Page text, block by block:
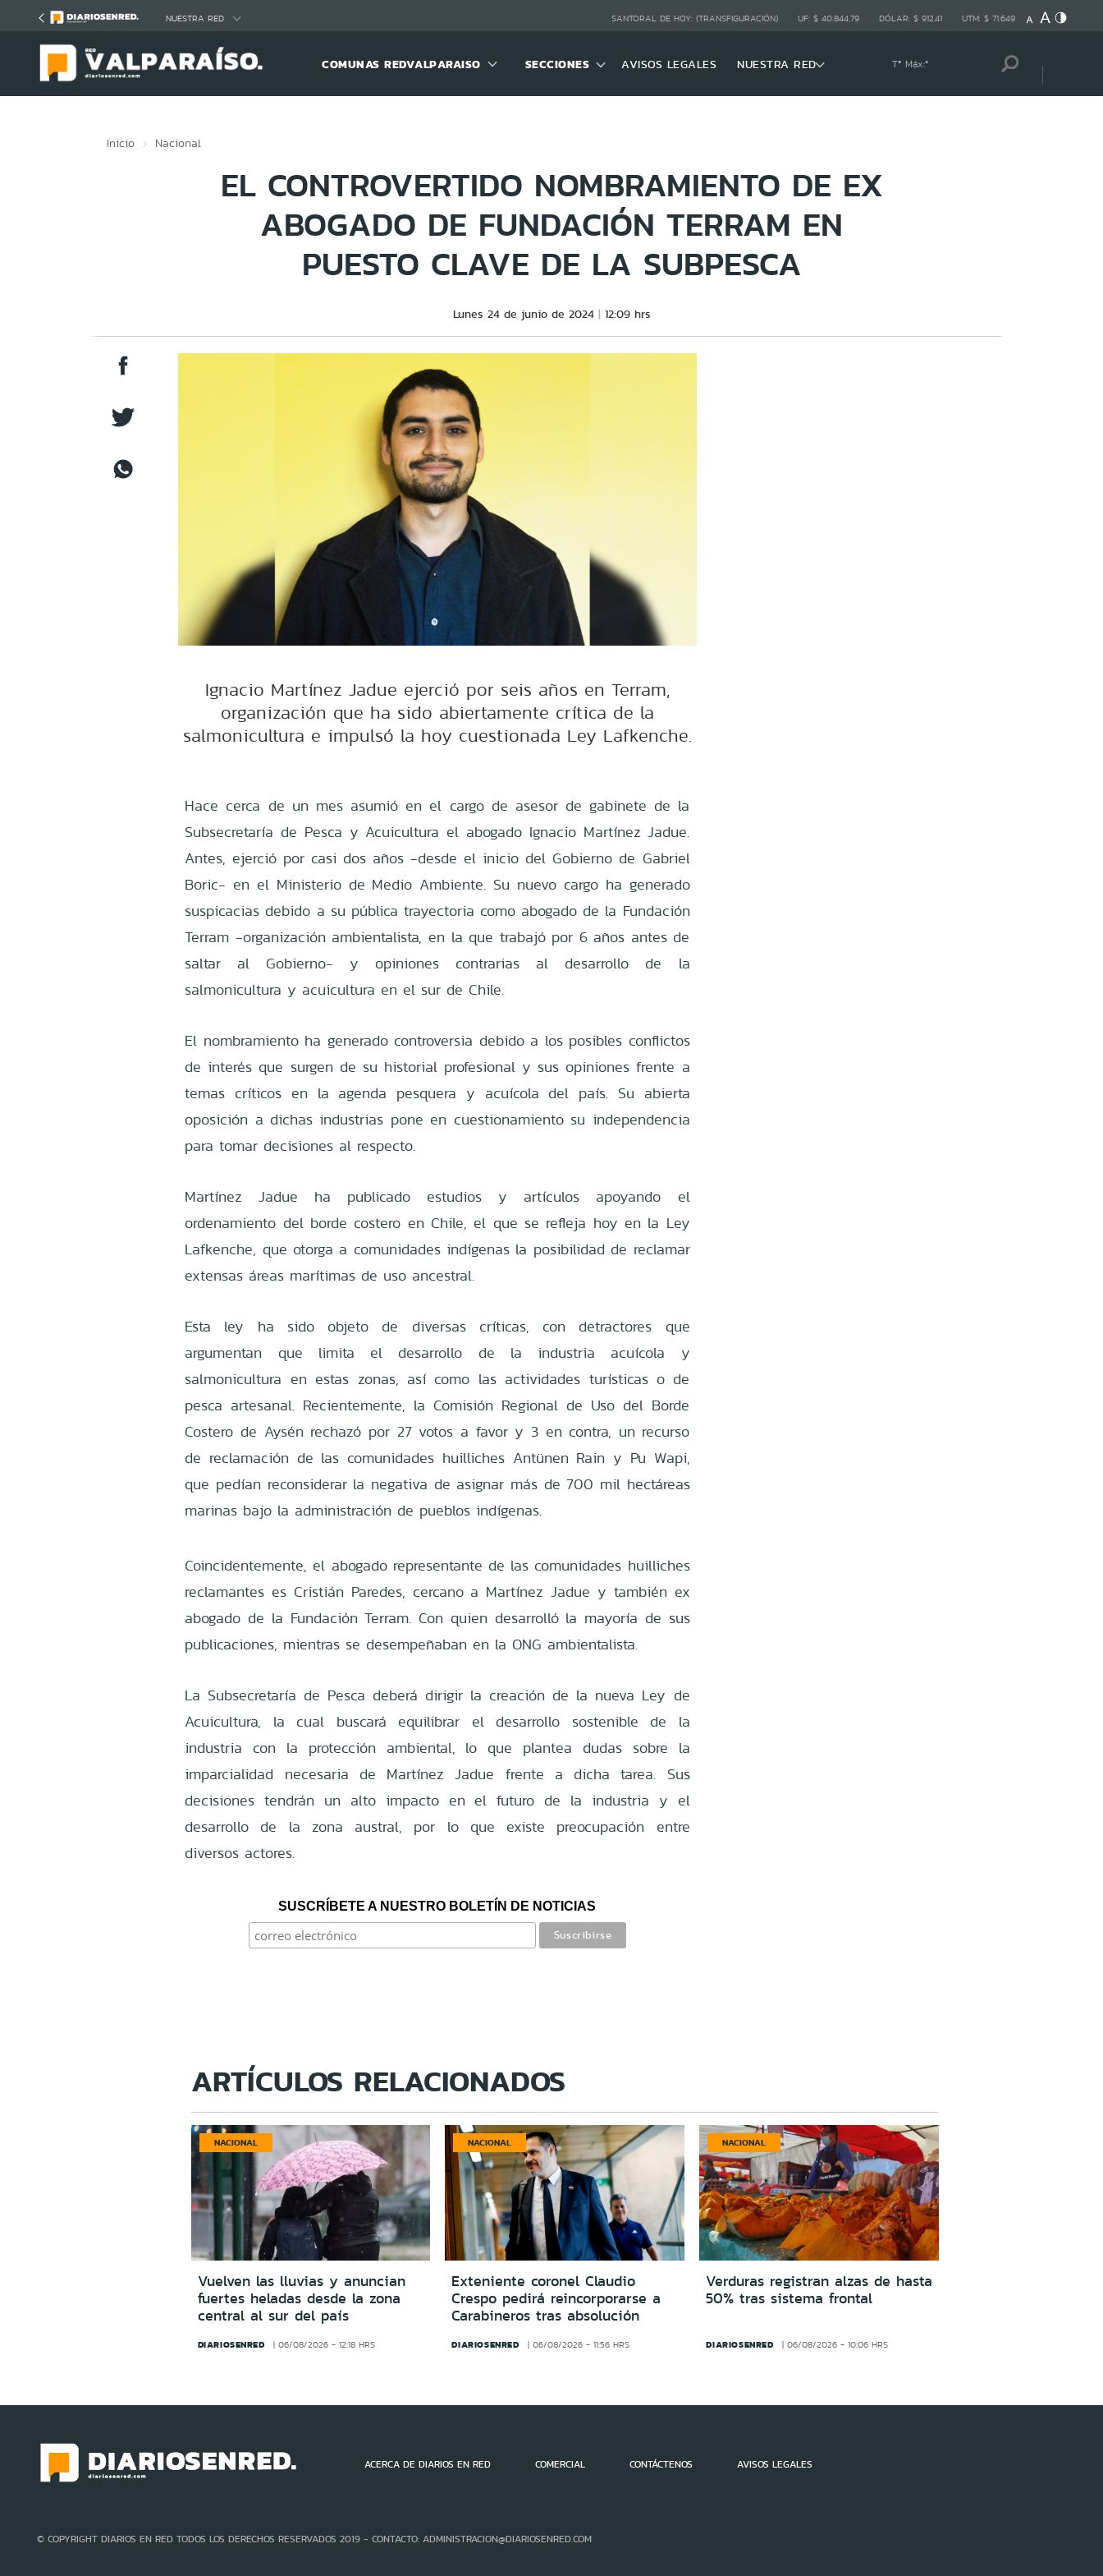
NUESTRA RED SANTORAL DE HOY: (TRANSFIGURACIÓN) UF: $ 40.844,79 DÓLAR: $ 912,41 UTM: $ 71.649
COMUNAS REDVALPARAISO SECCIONES AVISOS LEGALES NUESTRA RED Tª Máx:º
Inicio Nacional
EL CONTROVERTIDO NOMBRAMIENTO DE EX
ABOGADO DE FUNDACIÓN TERRAM EN
PUESTO CLAVE DE LA SUBPESCA
Lunes 24 de junio de 2024 12:09 hrs
Ignacio Martínez Jadue ejerció por seis años en Terram,
organización que ha sido abiertamente crítica de la
salmonicultura e impulsó la hoy cuestionada Ley Lafkenche.
Hace cerca de un mes asumió en el cargo de asesor de gabinete de la
Subsecretaría de Pesca y Acuicultura el abogado Ignacio Martínez Jadue.
Antes, ejerció por casi dos años -desde el inicio del Gobierno de Gabriel
Boric- en el Ministerio de Medio Ambiente. Su nuevo cargo ha generado
suspicacias debido a su pública trayectoria como abogado de la Fundación
Terram -organización ambientalista, en la que trabajó por 6 años antes de
saltar al Gobierno- y opiniones contrarias al desarrollo de la
salmonicultura y acuicultura en el sur de Chile.
El nombramiento ha generado controversia debido a los posibles conflictos
de interés que surgen de su historial profesional y sus opiniones frente a
temas críticos en la agenda pesquera y acuícola del país. Su abierta
oposición a dichas industrias pone en cuestionamiento su independencia
para tomar decisiones al respecto.
Martínez Jadue ha publicado estudios y artículos apoyando el
ordenamiento del borde costero en Chile, el que se refleja hoy en la Ley
Lafkenche, que otorga a comunidades indígenas la posibilidad de reclamar
extensas áreas marítimas de uso ancestral.
Esta ley ha sido objeto de diversas críticas, con detractores que
argumentan que limita el desarrollo de la industria acuícola y
salmonicultura en estas zonas, así como las actividades turísticas o de
pesca artesanal. Recientemente, la Comisión Regional de Uso del Borde
Costero de Aysén rechazó por 27 votos a favor y 3 en contra, un recurso
de reclamación de las comunidades huilliches Antünen Rain y Pu Wapi,
que pedían reconsiderar la negativa de asignar más de 700 mil hectáreas
marinas bajo la administración de pueblos indígenas.
Coincidentemente, el abogado representante de las comunidades huilliches
reclamantes es Cristián Paredes, cercano a Martínez Jadue y también ex
abogado de la Fundación Terram. Con quien desarrolló la mayoría de sus
publicaciones, mientras se desempeñaban en la ONG ambientalista.
La Subsecretaría de Pesca deberá dirigir la creación de la nueva Ley de
Acuicultura, la cual buscará equilibrar el desarrollo sostenible de la
industria con la protección ambiental, lo que plantea dudas sobre la
imparcialidad necesaria de Martínez Jadue frente a dicha tarea. Sus
decisiones tendrán un alto impacto en el futuro de la industria y el
desarrollo de la zona austral, por lo que existe preocupación entre
diversos actores.
SUSCRÍBETE A NUESTRO BOLETÍN DE NOTICIAS
ARTÍCULOS RELACIONADOS
NACIONAL
Vuelven las lluvias y anuncian
fuertes heladas desde la zona
central al sur del país
DIARIOSENRED 06/08/2026 - 12:18 HRS
NACIONAL
Exteniente coronel Claudio
Crespo pedirá reincorporarse a
Carabineros tras absolución
DIARIOSENRED 06/08/2026 - 11:56 HRS
NACIONAL
Verduras registran alzas de hasta
50% tras sistema frontal
DIARIOSENRED 06/08/2026 - 10:06 HRS
ACERCA DE DIARIOS EN RED COMERCIAL CONTÁCTENOS AVISOS LEGALES
© COPYRIGHT DIARIOS EN RED TODOS LOS DERECHOS RESERVADOS 2019 - CONTACTO: ADMINISTRACION@DIARIOSENRED.COM